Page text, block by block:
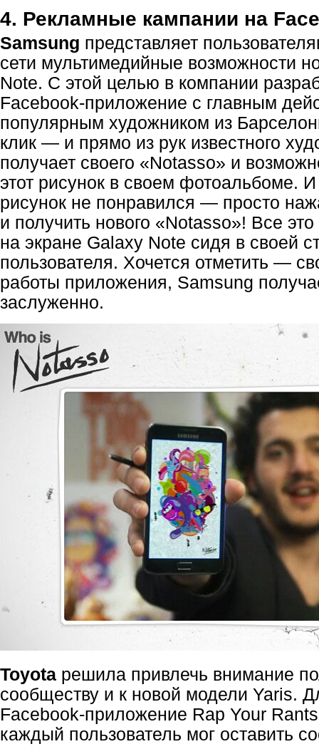
4. Рекламные кампании на
Samsung представляет
сети мультимедийные возможности
Note. С этой целью в компании
Facebook-приложение с главным
популярным художником из
клик — и прямо из рук известного
получает своего «Notasso» и
этот рисунок в своем фотоальбоме.
рисунок не понравился — просто
и получить нового «Notasso»! Все
на экране Galaxy Note сидя в своей
пользователя. Хочется отметить —
работы приложения, Samsung
заслуженно.
Toyota решила привлечь внимание
сообществу и к новой модели Yaris.
Facebook-приложение Rap Your
каждый пользователь мог оставить